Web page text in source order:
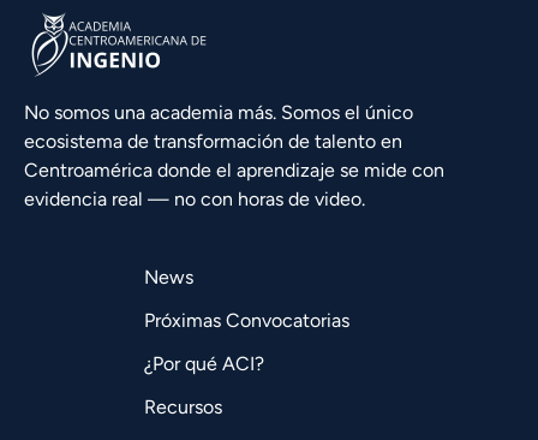
No somos una academia más. Somos el único
ecosistema de transformación de talento en
Centroamérica donde el aprendizaje se mide con
evidencia real — no con horas de video.
News
Próximas Convocatorias
¿Por qué ACI?
Recursos